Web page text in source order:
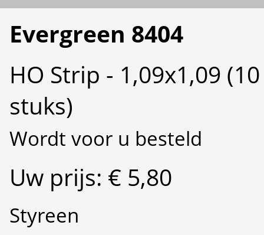
Evergreen 8404
HO Strip - 1,09x1,09 (10
stuks)
Wordt voor u besteld
Uw prijs: € 5,80
Styreen